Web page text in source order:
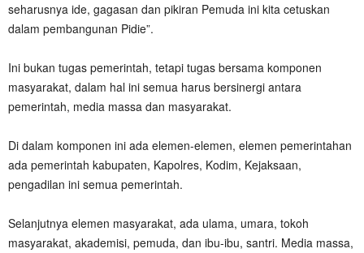
seharusnya ide, gagasan dan pikiran Pemuda ini kita cetuskan
dalam pembangunan Pidie”.
Ini bukan tugas pemerintah, tetapi tugas bersama komponen
masyarakat, dalam hal ini semua harus bersinergi antara
pemerintah, media massa dan masyarakat.
Di dalam komponen ini ada elemen-elemen, elemen pemerintahan
ada pemerintah kabupaten, Kapolres, Kodim, Kejaksaan,
pengadilan ini semua pemerintah.
Selanjutnya elemen masyarakat, ada ulama, umara, tokoh
masyarakat, akademisi, pemuda, dan ibu-ibu, santri. Media massa,